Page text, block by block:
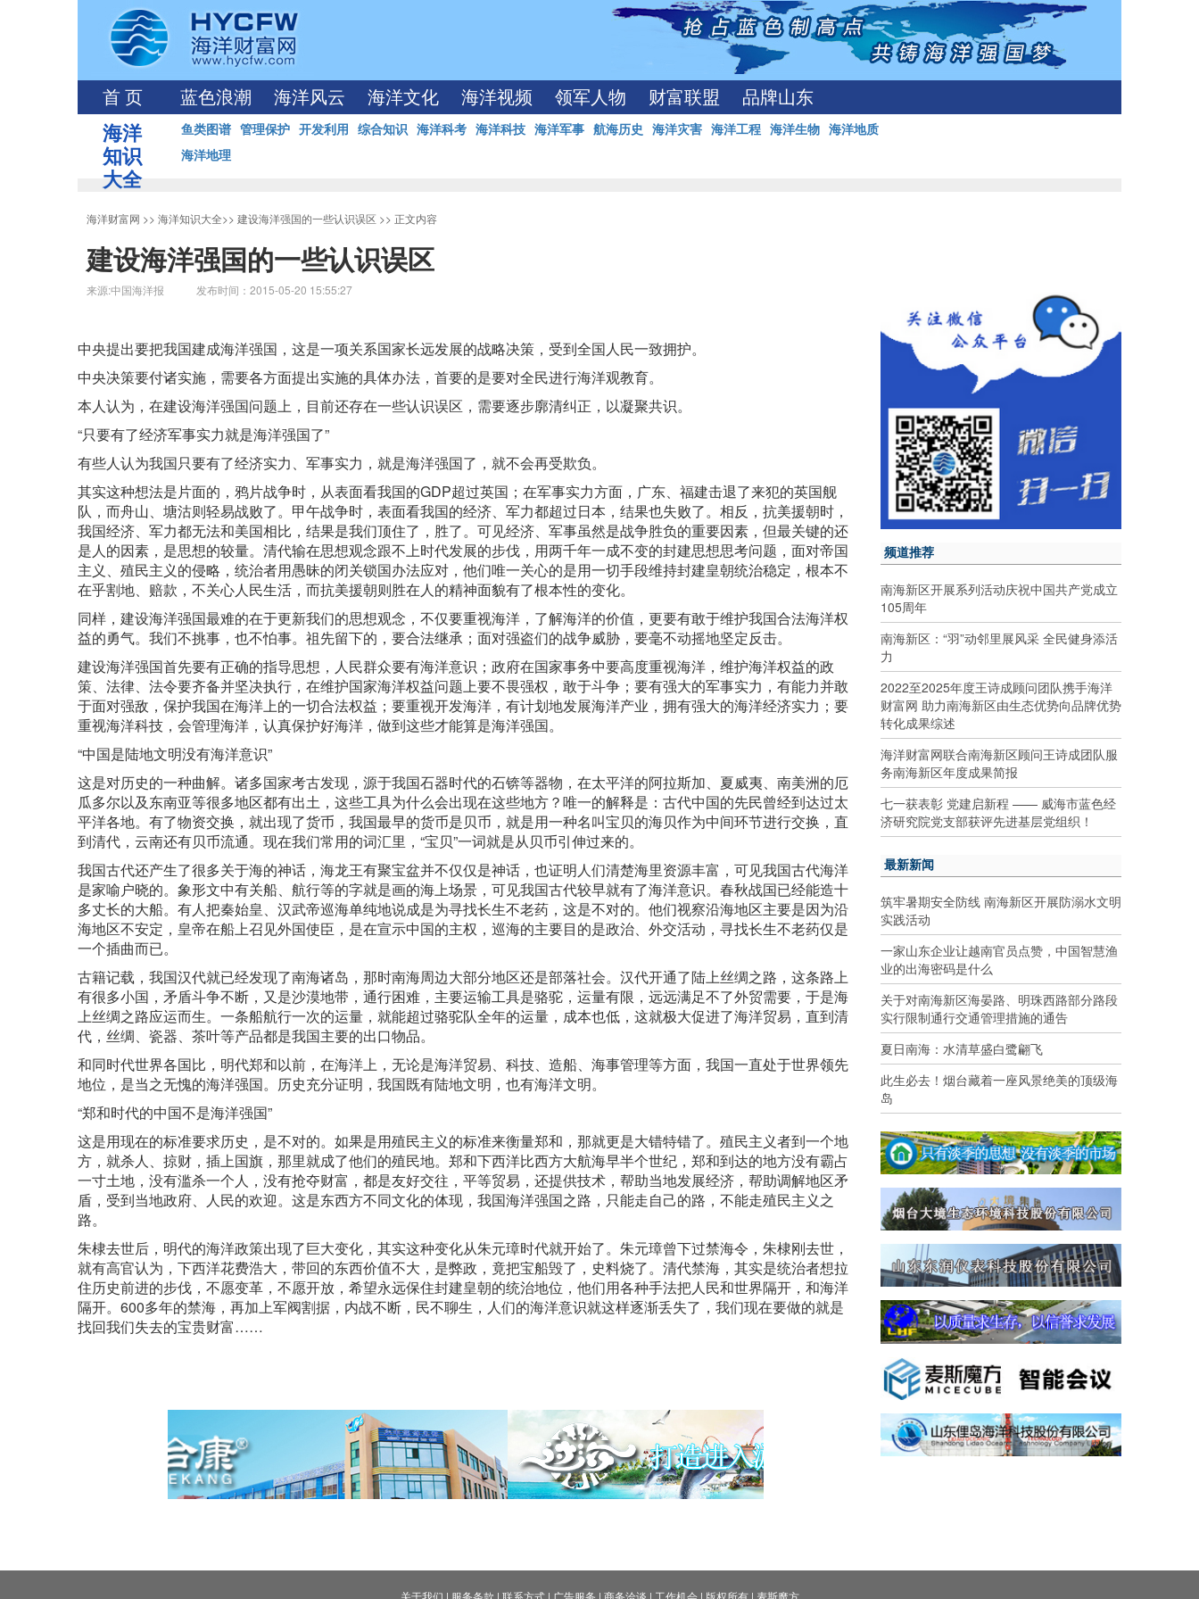
首 页 蓝色浪潮 海洋风云 海洋文化 海洋视频 领军人物 财富联盟 品牌山东
海洋
知识
大全
鱼类图谱 管理保护 开发利用 综合知识 海洋科考 海洋科技 海洋军事 航海历史 海洋灾害 海洋工程 海洋生物 海洋地质
海洋地理
海洋财富网 >> 海洋知识大全>> 建设海洋强国的一些认识误区 >> 正文内容
建设海洋强国的一些认识误区
来源:中国海洋报 发布时间：2015-05-20 15:55:27
中央提出要把我国建成海洋强国，这是一项关系国家长远发展的战略决策，受到全国人民一致拥护。
中央决策要付诸实施，需要各方面提出实施的具体办法，首要的是要对全民进行海洋观教育。
本人认为，在建设海洋强国问题上，目前还存在一些认识误区，需要逐步廓清纠正，以凝聚共识。
“只要有了经济军事实力就是海洋强国了”
有些人认为我国只要有了经济实力、军事实力，就是海洋强国了，就不会再受欺负。
其实这种想法是片面的，鸦片战争时，从表面看我国的GDP超过英国；在军事实力方面，广东、福建击退了来犯的英国舰
队，而舟山、塘沽则轻易战败了。甲午战争时，表面看我国的经济、军力都超过日本，结果也失败了。相反，抗美援朝时，
我国经济、军力都无法和美国相比，结果是我们顶住了，胜了。可见经济、军事虽然是战争胜负的重要因素，但最关键的还
是人的因素，是思想的较量。清代输在思想观念跟不上时代发展的步伐，用两千年一成不变的封建思想思考问题，面对帝国
主义、殖民主义的侵略，统治者用愚昧的闭关锁国办法应对，他们唯一关心的是用一切手段维持封建皇朝统治稳定，根本不
在乎割地、赔款，不关心人民生活，而抗美援朝则胜在人的精神面貌有了根本性的变化。
同样，建设海洋强国最难的在于更新我们的思想观念，不仅要重视海洋，了解海洋的价值，更要有敢于维护我国合法海洋权
益的勇气。我们不挑事，也不怕事。祖先留下的，要合法继承；面对强盗们的战争威胁，要毫不动摇地坚定反击。
建设海洋强国首先要有正确的指导思想，人民群众要有海洋意识；政府在国家事务中要高度重视海洋，维护海洋权益的政
策、法律、法令要齐备并坚决执行，在维护国家海洋权益问题上要不畏强权，敢于斗争；要有强大的军事实力，有能力并敢
于面对强敌，保护我国在海洋上的一切合法权益；要重视开发海洋，有计划地发展海洋产业，拥有强大的海洋经济实力；要
重视海洋科技，会管理海洋，认真保护好海洋，做到这些才能算是海洋强国。
“中国是陆地文明没有海洋意识”
这是对历史的一种曲解。诸多国家考古发现，源于我国石器时代的石锛等器物，在太平洋的阿拉斯加、夏威夷、南美洲的厄
瓜多尔以及东南亚等很多地区都有出土，这些工具为什么会出现在这些地方？唯一的解释是：古代中国的先民曾经到达过太
平洋各地。有了物资交换，就出现了货币，我国最早的货币是贝币，就是用一种名叫宝贝的海贝作为中间环节进行交换，直
到清代，云南还有贝币流通。现在我们常用的词汇里，“宝贝”一词就是从贝币引伸过来的。
我国古代还产生了很多关于海的神话，海龙王有聚宝盆并不仅仅是神话，也证明人们清楚海里资源丰富，可见我国古代海洋
是家喻户晓的。象形文中有关船、航行等的字就是画的海上场景，可见我国古代较早就有了海洋意识。春秋战国已经能造十
多丈长的大船。有人把秦始皇、汉武帝巡海单纯地说成是为寻找长生不老药，这是不对的。他们视察沿海地区主要是因为沿
海地区不安定，皇帝在船上召见外国使臣，是在宣示中国的主权，巡海的主要目的是政治、外交活动，寻找长生不老药仅是
一个插曲而已。
古籍记载，我国汉代就已经发现了南海诸岛，那时南海周边大部分地区还是部落社会。汉代开通了陆上丝绸之路，这条路上
有很多小国，矛盾斗争不断，又是沙漠地带，通行困难，主要运输工具是骆驼，运量有限，远远满足不了外贸需要，于是海
上丝绸之路应运而生。一条船航行一次的运量，就能超过骆驼队全年的运量，成本也低，这就极大促进了海洋贸易，直到清
代，丝绸、瓷器、茶叶等产品都是我国主要的出口物品。
和同时代世界各国比，明代郑和以前，在海洋上，无论是海洋贸易、科技、造船、海事管理等方面，我国一直处于世界领先
地位，是当之无愧的海洋强国。历史充分证明，我国既有陆地文明，也有海洋文明。
“郑和时代的中国不是海洋强国”
这是用现在的标准要求历史，是不对的。如果是用殖民主义的标准来衡量郑和，那就更是大错特错了。殖民主义者到一个地
方，就杀人、掠财，插上国旗，那里就成了他们的殖民地。郑和下西洋比西方大航海早半个世纪，郑和到达的地方没有霸占
一寸土地，没有滥杀一个人，没有抢夺财富，都是友好交往，平等贸易，还提供技术，帮助当地发展经济，帮助调解地区矛
盾，受到当地政府、人民的欢迎。这是东西方不同文化的体现，我国海洋强国之路，只能走自己的路，不能走殖民主义之
路。
朱棣去世后，明代的海洋政策出现了巨大变化，其实这种变化从朱元璋时代就开始了。朱元璋曾下过禁海令，朱棣刚去世，
就有高官认为，下西洋花费浩大，带回的东西价值不大，是弊政，竟把宝船毁了，史料烧了。清代禁海，其实是统治者想拉
住历史前进的步伐，不愿变革，不愿开放，希望永远保住封建皇朝的统治地位，他们用各种手法把人民和世界隔开，和海洋
隔开。600多年的禁海，再加上军阀割据，内战不断，民不聊生，人们的海洋意识就这样逐渐丢失了，我们现在要做的就是
找回我们失去的宝贵财富……
频道推荐
南海新区开展系列活动庆祝中国共产党成立
105周年
南海新区：“羽”动邻里展风采 全民健身添活
力
2022至2025年度王诗成顾问团队携手海洋
财富网 助力南海新区由生态优势向品牌优势
转化成果综述
海洋财富网联合南海新区顾问王诗成团队服
务南海新区年度成果简报
七一获表彰 党建启新程 —— 威海市蓝色经
济研究院党支部获评先进基层党组织！
最新新闻
筑牢暑期安全防线 南海新区开展防溺水文明
实践活动
一家山东企业让越南官员点赞，中国智慧渔
业的出海密码是什么
关于对南海新区海晏路、明珠西路部分路段
实行限制通行交通管理措施的通告
夏日南海：水清草盛白鹭翩飞
此生必去！烟台藏着一座风景绝美的顶级海
岛
关于我们 | 服务条款 | 联系方式| 广告服务 | 商务洽谈 | 工作机会| 版权所有| 麦斯魔方